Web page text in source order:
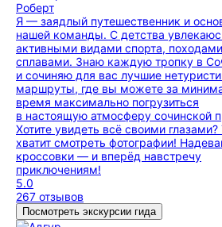
Роберт
Я — заядлый путешественник и
нашей команды. С детства
активными видами спорта,
сплавами. Знаю каждую тропку в
и сочиняю для вас лучшие
маршруты, где вы можете за
время максимально погрузиться
в настоящую атмосферу сочинской
Хотите увидеть всё своими глазами?
хватит смотреть фотографии!
кроссовки — и вперёд навстречу
приключениям!
5.0
267 отзывов
Посмотреть экскурсии гида